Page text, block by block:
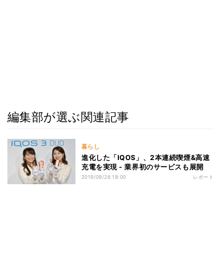
編集部が選ぶ関連記事
暮らし
進化した「IQOS」、2本連続喫煙&高速
充電を実現 - 業界初のサービスも展開
2019/09/26 18:00 レポート